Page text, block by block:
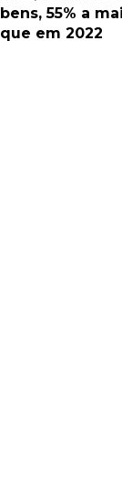
bens, 55% a
que em 2022